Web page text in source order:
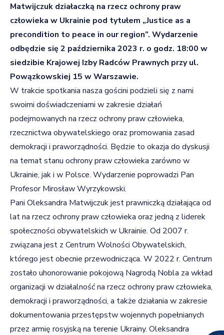
Matwijczuk działaczką na rzecz ochrony praw
człowieka w Ukrainie pod tytułem „Justice as a
precondition to peace in our region”. Wydarzenie
odbędzie się 2 października 2023 r. o godz. 18:00 w
siedzibie Krajowej Izby Radców Prawnych przy ul.
Powązkowskiej 15 w Warszawie.
W trakcie spotkania nasza gościni podzieli się z nami
swoimi doświadczeniami w zakresie działań
podejmowanych na rzecz ochrony praw człowieka,
rzecznictwa obywatelskiego oraz promowania zasad
demokracji i praworządności. Będzie to okazja do dyskusji
na temat stanu ochrony praw człowieka zarówno w
Ukrainie, jak i w Polsce. Wydarzenie poprowadzi Pan
Profesor Mirosław Wyrzykowski.
Pani Oleksandra Matwijczuk jest prawniczką działająca od
lat na rzecz ochrony praw człowieka oraz jedną z liderek
społeczności obywatelskich w Ukrainie. Od 2007 r.
związana jest z Centrum Wolności Obywatelskich,
którego jest obecnie przewodnicząca. W 2022 r. Centrum
zostało uhonorowanie pokojową Nagrodą Nobla za wkład
organizacji w działalność na rzecz ochrony praw człowieka,
demokracji i praworządności, a także działania w zakresie
dokumentowania przestępstw wojennych popełnianych
przez armię rosyjską na terenie Ukrainy. Oleksandra